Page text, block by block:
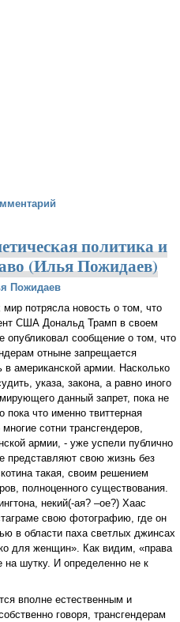
цветы
политика и
(Илья Пожидаев)
Пожидаев
мир потрясла новость о том, что
США Дональд Трамп в своем
опубликовал сообщение о том, что
отныне запрещается
в американской армии. Насколько
указа, закона, а равно иного
данный запрет, пока не
пока что именно твиттерная
сотни трансгендеров,
армии, - уже успели публично
представляют свою жизнь без
такая, своим решением
полноценного существования.
некий(-ая? –ое?) Хаас
свою фотографию, где он
в области паха светлых джинсах
для женщин». Как видим, «права
на шутку. И определенно не к
вполне естественным и
говоря, трансгендерам